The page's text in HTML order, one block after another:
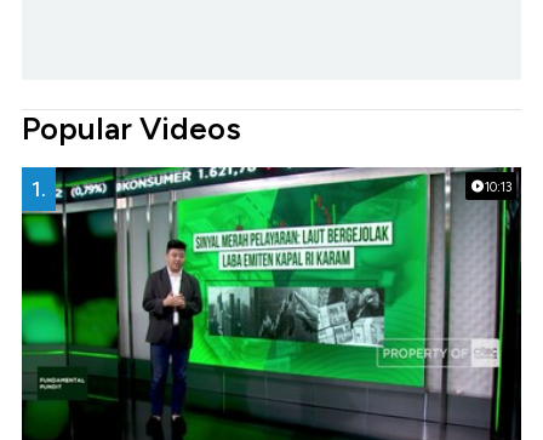
Popular Videos
10:13
1.